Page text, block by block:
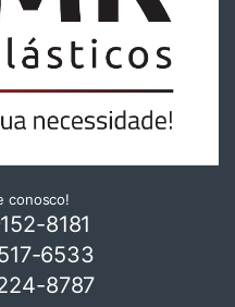
conosco!
8181
6533
8787